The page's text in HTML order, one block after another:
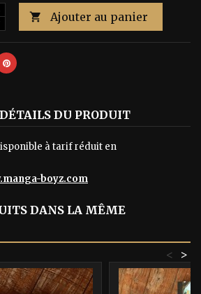
 Ajouter au panier
DÉTAILS DU PRODUIT
à tarif réduit en
boyz.com
DANS LA MÊME
>
<